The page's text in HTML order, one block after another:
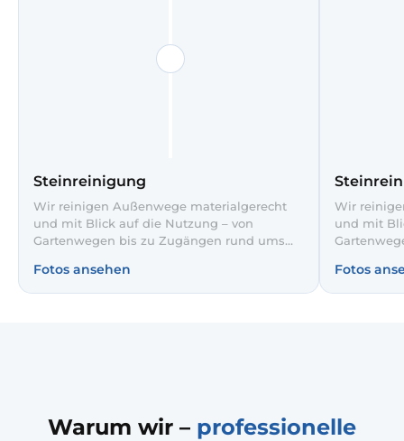
Steinreinigung
Wir reinigen Außenwege materialgerecht
und mit Blick auf die Nutzung – von
Gartenwegen bis zu Zugängen rund ums
möchten, stimmen wir Verfahren und Mittel
auf Steinart und Zustand ab.
Fotos ansehen
Wir
und mit
möchten,
auf
Fotos
Warum wir – professionelle